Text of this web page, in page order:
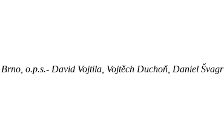
o.p.s.- David Vojtila, Vojtěch Duchoň, Daniel Švagr